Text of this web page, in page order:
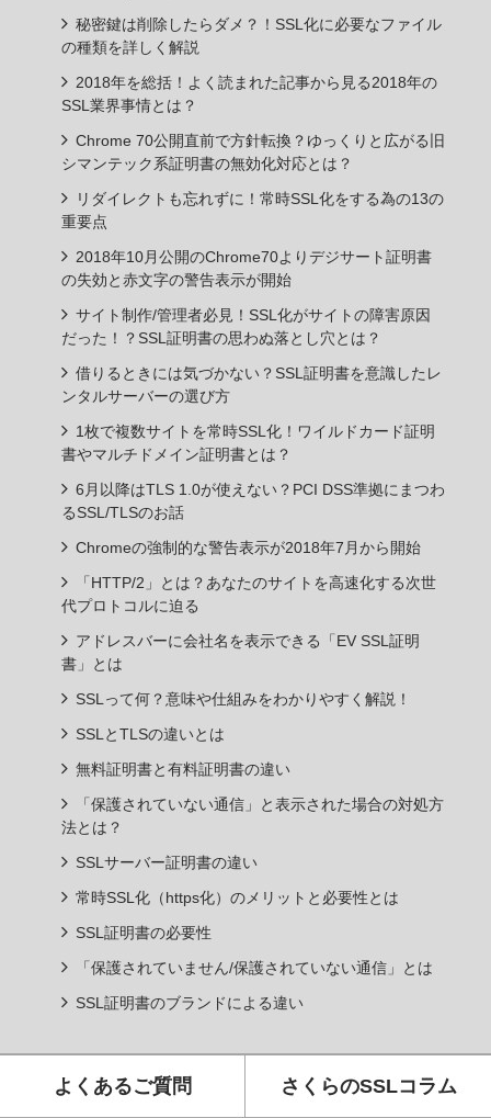
秘密鍵は削除したらダメ？！SSL化に必要なファイル
の種類を詳しく解説
2018年を総括！よく読まれた記事から見る2018年の
SSL業界事情とは？
Chrome 70公開直前で方針転換？ゆっくりと広がる旧
シマンテック系証明書の無効化対応とは？
リダイレクトも忘れずに！常時SSL化をする為の13の
重要点
2018年10月公開のChrome70よりデジサート証明書
の失効と赤文字の警告表示が開始
サイト制作/管理者必見！SSL化がサイトの障害原因
だった！？SSL証明書の思わぬ落とし穴とは？
借りるときには気づかない？SSL証明書を意識したレ
ンタルサーバーの選び方
1枚で複数サイトを常時SSL化！ワイルドカード証明
書やマルチドメイン証明書とは？
6月以降はTLS 1.0が使えない？PCI DSS準拠にまつわ
るSSL/TLSのお話
Chromeの強制的な警告表示が2018年7月から開始
「HTTP/2」とは？あなたのサイトを高速化する次世
代プロトコルに迫る
アドレスバーに会社名を表示できる「EV SSL証明
書」とは
SSLって何？意味や仕組みをわかりやすく解説！
SSLとTLSの違いとは
無料証明書と有料証明書の違い
「保護されていない通信」と表示された場合の対処方
法とは？
SSLサーバー証明書の違い
常時SSL化（https化）のメリットと必要性とは
SSL証明書の必要性
「保護されていません/保護されていない通信」とは
SSL証明書のブランドによる違い
よくあるご質問 さくらのSSLコラム